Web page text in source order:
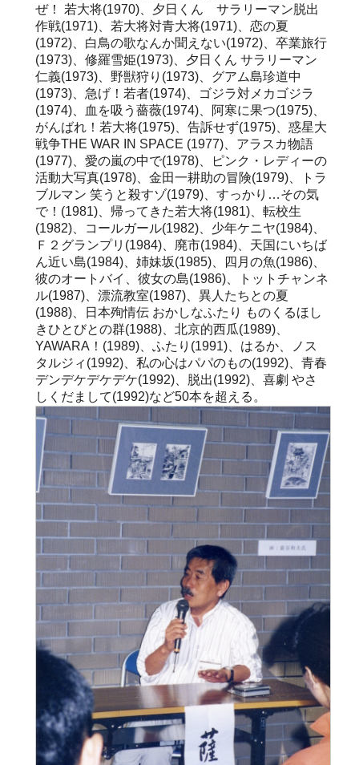
ぜ！ 若大将(1970)、夕日くん サラリーマン脱出
作戦(1971)、若大将対青大将(1971)、恋の夏
(1972)、白鳥の歌なんか聞えない(1972)、卒業旅行
(1973)、修羅雪姫(1973)、夕日くん サラリーマン
仁義(1973)、野獣狩り(1973)、グアム島珍道中
(1973)、急げ！若者(1974)、ゴジラ対メカゴジラ
(1974)、血を吸う薔薇(1974)、阿寒に果つ(1975)、
がんばれ！若大将(1975)、告訴せず(1975)、惑星大
戦争THE WAR IN SPACE (1977)、アラスカ物語
(1977)、愛の嵐の中で(1978)、ピンク・レディーの
活動大写真(1978)、金田一耕助の冒険(1979)、トラ
ブルマン 笑うと殺すゾ(1979)、すっかり…その気
で！(1981)、帰ってきた若大将(1981)、転校生
(1982)、コールガール(1982)、少年ケニヤ(1984)、
Ｆ２グランプリ(1984)、廃市(1984)、天国にいちば
ん近い島(1984)、姉妹坂(1985)、四月の魚(1986)、
彼のオートバイ、彼女の島(1986)、トットチャンネ
ル(1987)、漂流教室(1987)、異人たちとの夏
(1988)、日本殉情伝 おかしなふたり ものくるほし
きひとびとの群(1988)、北京的西瓜(1989)、
YAWARA！(1989)、ふたり(1991)、はるか、ノス
タルジィ(1992)、私の心はパパのもの(1992)、青春
デンデケデケデケ(1992)、脱出(1992)、喜劇 やさ
しくだまして(1992)など50本を超える。